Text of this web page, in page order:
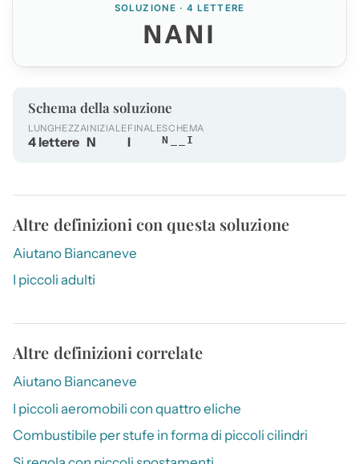
SOLUZIONE · 4 LETTERE
NANI
Schema della soluzione
LUNGHEZZA
4 lettere
INIZIALE
N
FINALE
I
SCHEMA
N__I
Altre definizioni con questa soluzione
Aiutano Biancaneve
I piccoli adulti
Altre definizioni correlate
Aiutano Biancaneve
I piccoli aeromobili con quattro eliche
Combustibile per stufe in forma di piccoli cilindri